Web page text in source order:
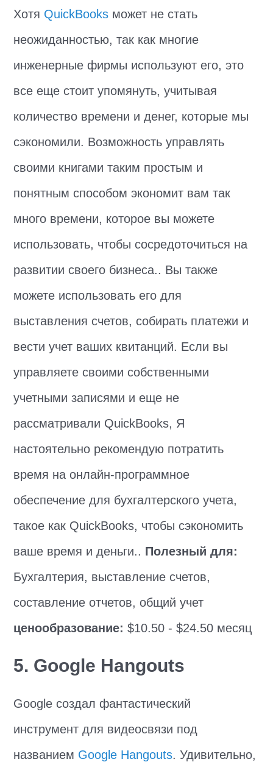
Хотя QuickBooks может не стать
неожиданностью, так как многие
инженерные фирмы используют его, это
все еще стоит упомянуть, учитывая
количество времени и денег, которые мы
сэкономили. Возможность управлять
своими книгами таким простым и
понятным способом экономит вам так
много времени, которое вы можете
использовать, чтобы сосредоточиться на
развитии своего бизнеса.. Вы также
можете использовать его для
выставления счетов, собирать платежи и
вести учет ваших квитанций. Если вы
управляете своими собственными
учетными записями и еще не
рассматривали QuickBooks, Я
настоятельно рекомендую потратить
время на онлайн-программное
обеспечение для бухгалтерского учета,
такое как QuickBooks, чтобы сэкономить
ваше время и деньги.. Полезный для:
Бухгалтерия, выставление счетов,
составление отчетов, общий учет
ценообразование: $10.50 - $24.50 месяц
5. Google Hangouts
Google создал фантастический
инструмент для видеосвязи под
названием Google Hangouts. Удивительно,